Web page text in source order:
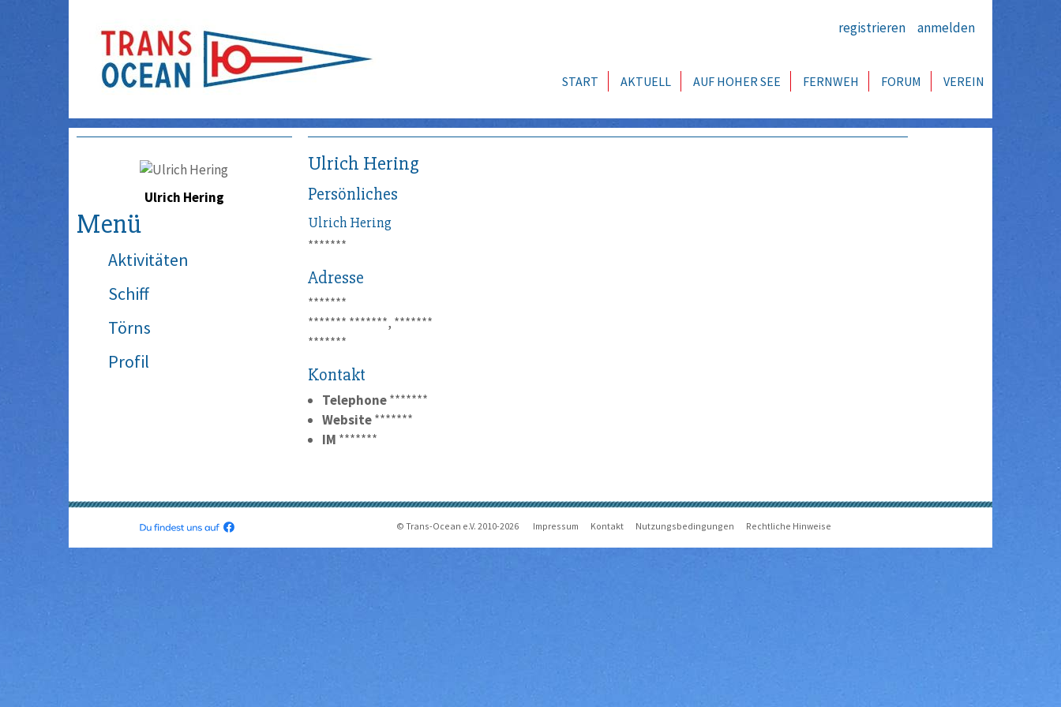
registrieren anmelden
START AKTUELL AUF HOHER SEE FERNWEH FORUM VEREIN
Ulrich Hering
Menü
Aktivitäten
Schiff
Törns
Profil
Ulrich Hering
Persönliches
Ulrich Hering
*******
Adresse
*******
******* *******, *******
*******
Kontakt
Telephone *******
Website *******
IM *******
© Trans-Ocean e.V. 2010-2026 Impressum Kontakt Nutzungsbedingungen Rechtliche Hinweise